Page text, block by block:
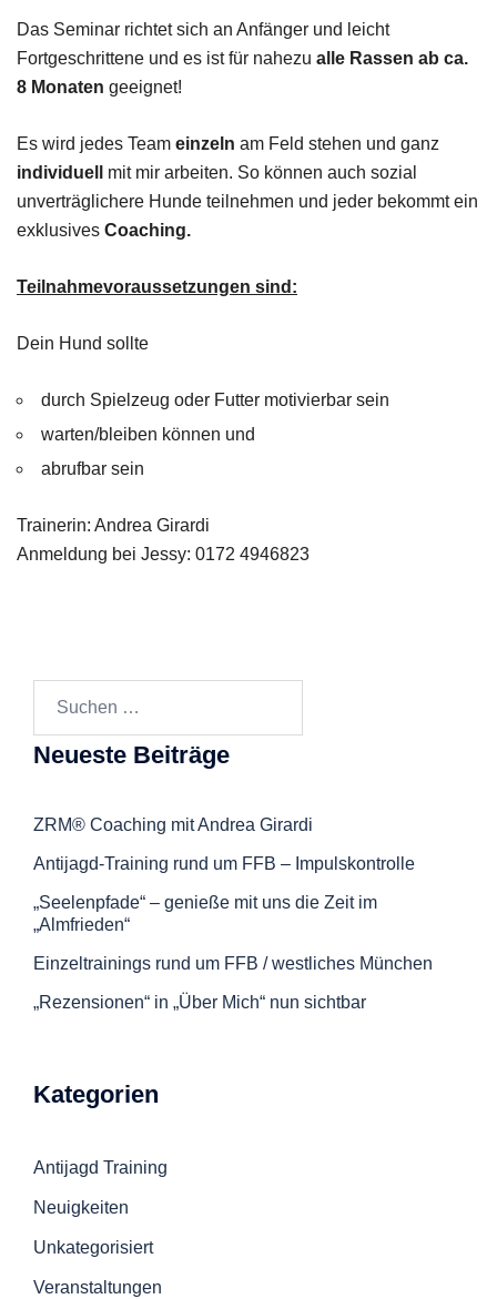
Das Seminar richtet sich an Anfänger und leicht
Fortgeschrittene und es ist für nahezu alle Rassen ab ca.
8 Monaten geeignet!
Es wird jedes Team einzeln am Feld stehen und ganz
individuell
mit mir arbeiten. So können auch sozial
unverträglichere Hunde teilnehmen und jeder bekommt ein
exklusives Coaching.
Teilnahmevoraussetzungen sind:
Dein Hund sollte
durch Spielzeug oder Futter motivierbar sein
warten/bleiben können und
abrufbar sein
Trainerin: Andrea Girardi
Anmeldung bei Jessy: 0172 4946823
Neueste Beiträge
ZRM® Coaching mit Andrea Girardi
Antijagd-Training rund um FFB – Impulskontrolle
„Seelenpfade“ – genieße mit uns die Zeit im
„Almfrieden“
Einzeltrainings rund um FFB / westliches München
„Rezensionen“ in „Über Mich“ nun sichtbar
Kategorien
Antijagd Training
Neuigkeiten
Unkategorisiert
Veranstaltungen